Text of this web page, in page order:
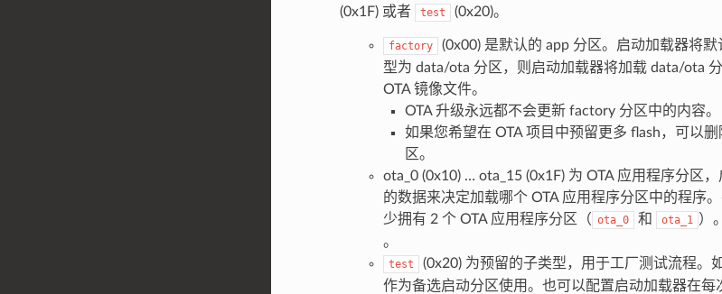
(0x1F) 或者 test (0x20)。
factory
(0x00) 是默认的 app 分区。启动加载器将
型为 data/ota 分区，则启动加载器将加载 data/ota
OTA 镜像文件。
OTA 升级永远都不会更新 factory 分区中的内容。
如果您希望在 OTA 项目中预留更多 flash，可以
区。
ota_0 (0x10) … ota_15 (0x1F) 为 OTA 应用程序分区
的数据来决定加载哪个 OTA 应用程序分区中的程序
少拥有 2 个 OTA 应用程序分区（ ota_0 和 ota_1 ）
。
test
(0x20) 为预留的子类型，用于工厂测试流程。
作为备选启动分区使用。也可以配置启动加载器在每